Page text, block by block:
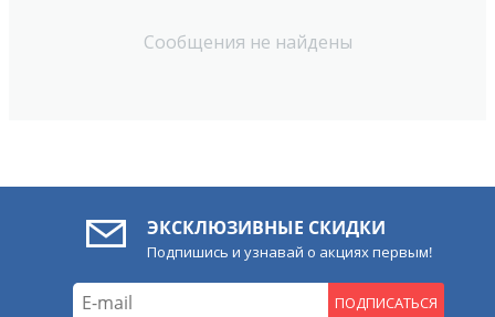
Сообщения не найдены
ЭКСКЛЮЗИВНЫЕ СКИДКИ
Подпишись и узнавай о акциях первым!
ПОДПИСАТЬСЯ